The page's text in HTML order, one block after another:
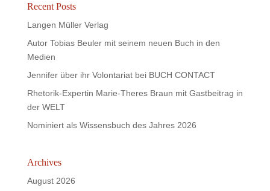
Recent Posts
Langen Müller Verlag
Autor Tobias Beuler mit seinem neuen Buch in den
Medien
Jennifer über ihr Volontariat bei BUCH CONTACT
Rhetorik-Expertin Marie-Theres Braun mit Gastbeitrag in
der WELT
Nominiert als Wissensbuch des Jahres 2026
Archives
August 2026